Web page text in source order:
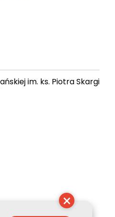
im. ks. Piotra Skargi
×